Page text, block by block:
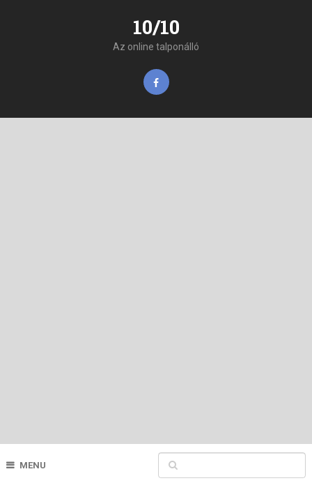
10/10
Az online talponálló
MENU